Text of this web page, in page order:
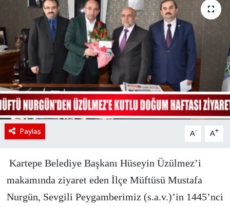
Paylaş A- A+
Kartepe Belediye Başkanı Hüseyin Üzülmez’i
makamında ziyaret eden İlçe Müftüsü Mustafa
Nurgün, Sevgili Peygamberimiz (s.a.v.)’in 1445’nci